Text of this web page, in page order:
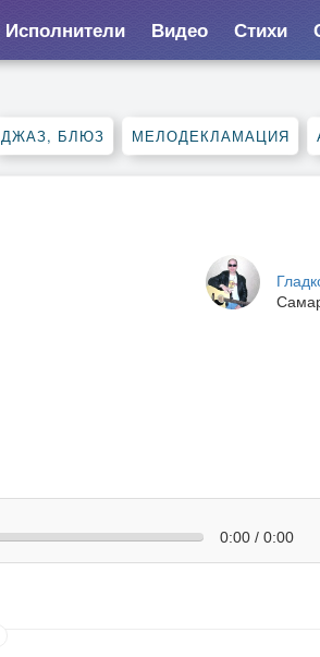
Исполнители Видео Стихи
ДЖАЗ, БЛЮЗ МЕЛОДЕКЛАМАЦИЯ
0:00 / 0:00